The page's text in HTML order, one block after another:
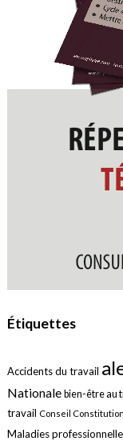
Étiquettes
Accidents du travail
Nationale bien-être au
travail Conseil
Maladies